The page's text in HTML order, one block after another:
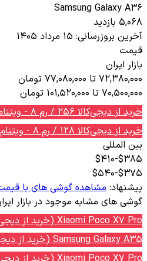
Samsung Galaxy A36
5,068 بازدید
آخرین بروزرسانی: ۱۵ مرداد ۱۴۰۵
قیمت
بازار ایران
72,380,000 تا 77,080,000 تومان
70,500,000 تا 101,520,000 تومان
خرید از دیجی‌کالا 256 / رم 8 - ویتنام
خرید از دیجی‌کالا 128 / رم 8 - ویتنام
بین المللی
$385-$410
$375-$540
پیشنهاد: مشاهده گوشی های با قیمت 70,500,000 تا 101,520,000
گوشی های مشابه موجود در بازار
Xiaomi Poco X7 Pro (خرید از دیجی‌کالا 512 / رم 12)
Samsung Galaxy A35 (خرید از دیجی‌کالا 256 / رم 8 - ویتنام)